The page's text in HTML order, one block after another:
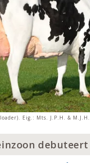
Eig.: Mts. J.P.H. &